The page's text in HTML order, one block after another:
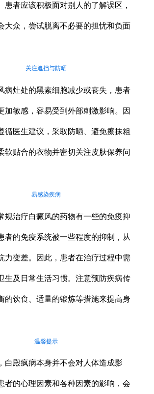
患者应该积极面对别人的了解误区，
大众，尝试脱离不必要的担忧和负面
关注遮挡与防晒
病灶处的黑素细胞减少或丧失，患者
加敏感，容易受到外部刺激影响。因
循医生建议，采取防晒、避免擦抹粗
软贴合的衣物并密切关注皮肤保养问
易感染疾病
规治疗白癜风的药物有一些的免疫抑
者的免疫系统被一些程度的抑制，从
力变差。因此，患者在治疗过程中需
生及日常生活习惯。注意预防疾病传
的饮食、适量的锻炼等措施来提高身
温馨提示
白殿疯病本身并不会对人体造成影
者的心理因素和各种因素的影响，会